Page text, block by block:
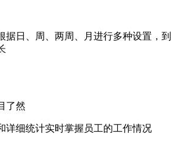
据日、周、两周、月进行多种设置，到
了然
详细统计实时掌握员工的工作情况